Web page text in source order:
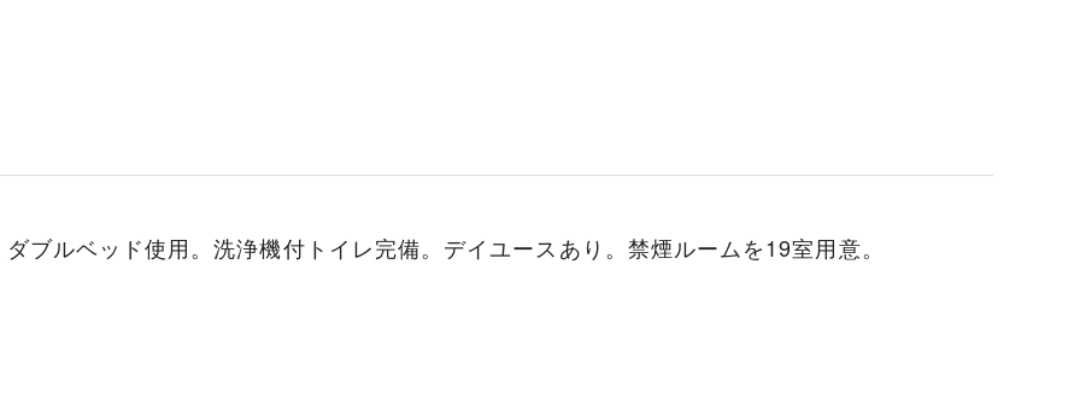
ブルベッド使用。洗浄機付トイレ完備。デイユースあり。禁煙ルームを19室用意。